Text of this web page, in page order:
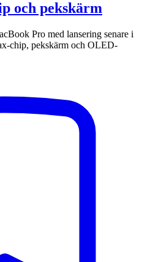
och pekskärm
Pro med lansering senare i
chip, pekskärm och OLED-